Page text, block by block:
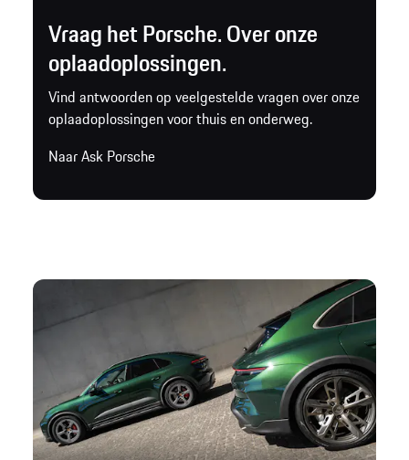
Vraag het Porsche. Over onze
oplaadoplossingen.
Vind antwoorden op veelgestelde vragen over onze
oplaadoplossingen voor thuis en onderweg.
Naar Ask Porsche